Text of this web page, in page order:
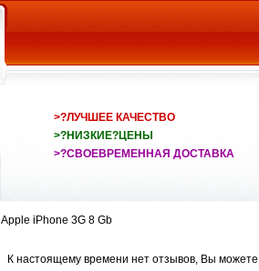
>?ЛУЧШЕЕ КАЧЕСТВО
>?НИЗКИЕ?ЦЕНЫ
>?СВОЕВРЕМЕННАЯ ДОСТАВКА
Apple iPhone 3G 8 Gb
К настоящему времени нет отзывов, Вы